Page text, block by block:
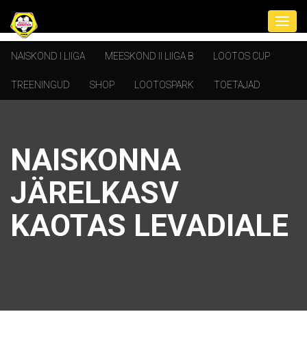
NAISKOND I LIIGA MEESKOND II LIIGA B LOOTOS CUP
TREENINGUD SHOP LOOTOSPARK TOETAJAD
NAISKONNA
JÄRELKASV
KAOTAS LEVADIALE